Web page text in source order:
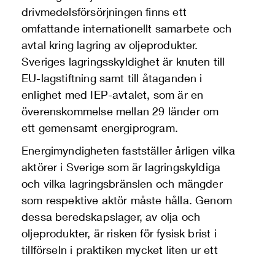
drivmedelsförsörjningen finns ett
omfattande internationellt samarbete och
avtal kring lagring av oljeprodukter.
Sveriges lagringsskyldighet är knuten till
EU-lagstiftning samt till åtaganden i
enlighet med IEP-avtalet, som är en
överenskommelse mellan 29 länder om
ett gemensamt energiprogram.
Energimyndigheten fastställer årligen vilka
aktörer i Sverige som är lagringskyldiga
och vilka lagringsbränslen och mängder
som respektive aktör måste hålla. Genom
dessa beredskapslager, av olja och
oljeprodukter, är risken för fysisk brist i
tillförseln i praktiken mycket liten ur ett